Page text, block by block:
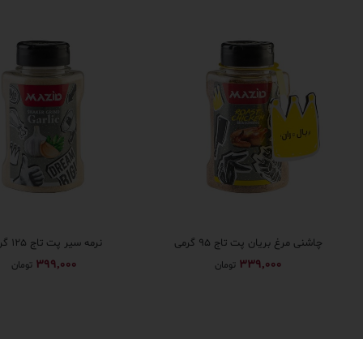
چاشنی مرغ بریان پت تاج ۹۵ گرمی
339,000 تومان
نرمه سیر پت تاج ۱۲۵ گرمی
399,000 تومان